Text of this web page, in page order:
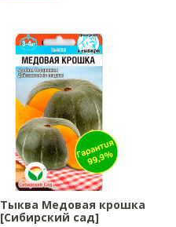
Тыква Медовая крошка
[Сибирский сад]